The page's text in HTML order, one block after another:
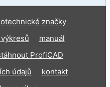
značky
manuál
ProfiCAD
údajů
kontakt